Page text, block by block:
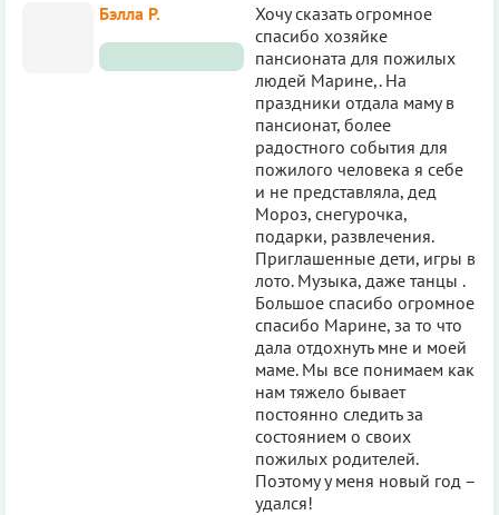
Бэлла P.
Хочу сказать огромное
спасибо хозяйке
пансионата для пожилых
людей Марине,. На
праздники отдала маму в
пансионат, более
радостного события для
пожилого человека я себе
и не представляла, дед
Мороз, снегурочка,
подарки, развлечения.
Приглашенные дети, игры в
лото. Музыка, даже танцы .
Большое спасибо огромное
спасибо Марине, за то что
дала отдохнуть мне и моей
маме. Мы все понимаем как
нам тяжело бывает
постоянно следить за
состоянием о своих
пожилых родителей.
Поэтому у меня новый год –
удался!